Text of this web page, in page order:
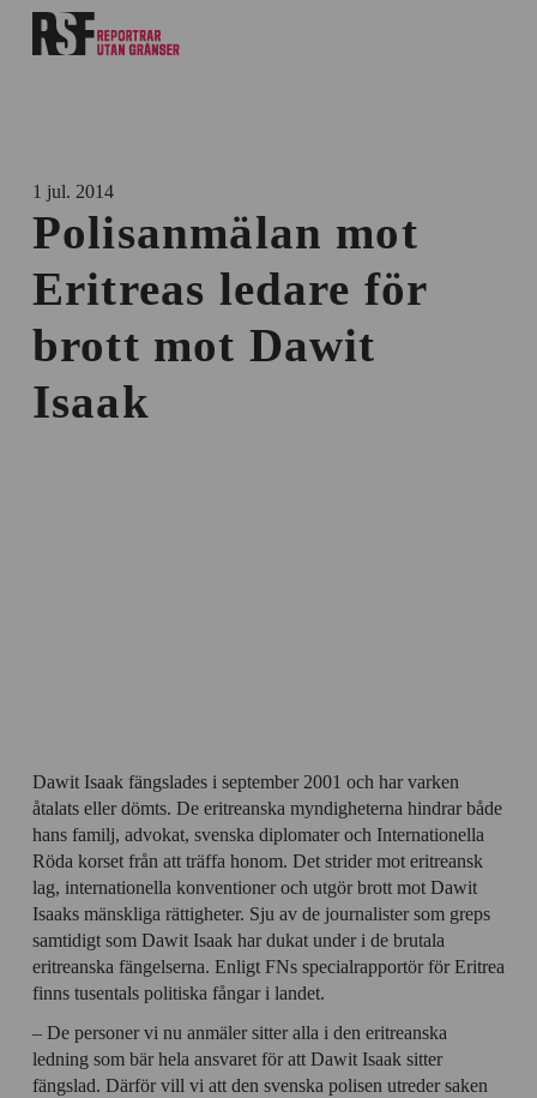
1 jul. 2014
Polisanmälan mot
Eritreas ledare för
brott mot Dawit
Isaak
Dawit Isaak fängslades i september 2001 och har varken
åtalats eller dömts. De eritreanska myndigheterna hindrar både
hans familj, advokat, svenska diplomater och Internationella
Röda korset från att träffa honom. Det strider mot eritreansk
lag, internationella konventioner och utgör brott mot Dawit
Isaaks mänskliga rättigheter. Sju av de journalister som greps
samtidigt som Dawit Isaak har dukat under i de brutala
eritreanska fängelserna. Enligt FNs specialrapportör för Eritrea
finns tusentals politiska fångar i landet.
– De personer vi nu anmäler sitter alla i den eritreanska
ledning som bär hela ansvaret för att Dawit Isaak sitter
fängslad. Därför vill vi att den svenska polisen utreder saken